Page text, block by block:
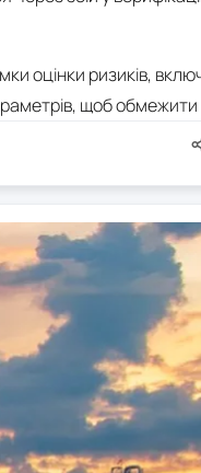
оцінки ризиків,
щоб